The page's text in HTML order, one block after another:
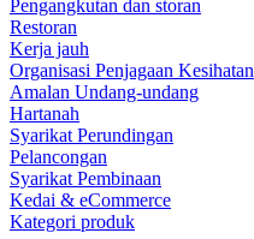
Pengangkutan dan storan
Restoran
Kerja jauh
Organisasi Penjagaan Kesihatan
Amalan Undang-undang
Hartanah
Syarikat Perundingan
Pelancongan
Syarikat Pembinaan
Kedai & eCommerce
Kategori produk